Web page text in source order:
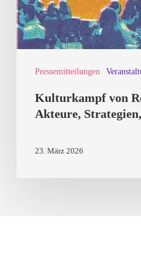
Pressemitteilungen
Kulturkampf von
Akteure,
23. März 2026